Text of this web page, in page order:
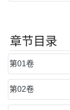
章节目录
第01卷
第02卷